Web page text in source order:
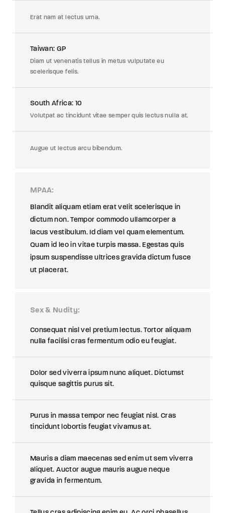
Erat nam at lectus urna.
Taiwan: GP
Diam ut venenatis tellus in metus vulputate eu
scelerisque felis.
South Africa: 10
Volutpat ac tincidunt vitae semper quis lectus nulla at.
Augue ut lectus arcu bibendum.
MPAA
Blandit aliquam etiam erat velit scelerisque in
dictum non. Tempor commodo ullamcorper a
lacus vestibulum. Id diam vel quam elementum.
Quam id leo in vitae turpis massa. Egestas quis
ipsum suspendisse ultrices gravida dictum fusce
ut placerat.
Sex & Nudity
Consequat nisl vel pretium lectus. Tortor aliquam
nulla facilisi cras fermentum odio eu feugiat.
Dolor sed viverra ipsum nunc aliquet. Dictumst
quisque sagittis purus sit.
Purus in massa tempor nec feugiat nisl. Cras
tincidunt lobortis feugiat vivamus at.
Mauris a diam maecenas sed enim ut sem viverra
aliquet. Auctor augue mauris augue neque
gravida in fermentum.